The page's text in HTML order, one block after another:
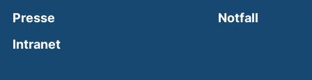
Presse
Intranet(external link, opens in a new window)
Notfall